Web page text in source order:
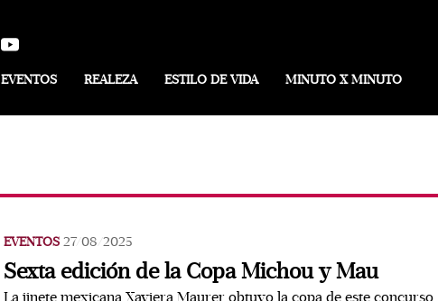
EVENTOS REALEZA ESTILO DE VIDA MINUTO X MINUTO
EVENTOS 27/08/2025
Sexta edición de la Copa Michou y Mau
La jinete mexicana Xaviera Maurer obtuvo la copa de este concurso